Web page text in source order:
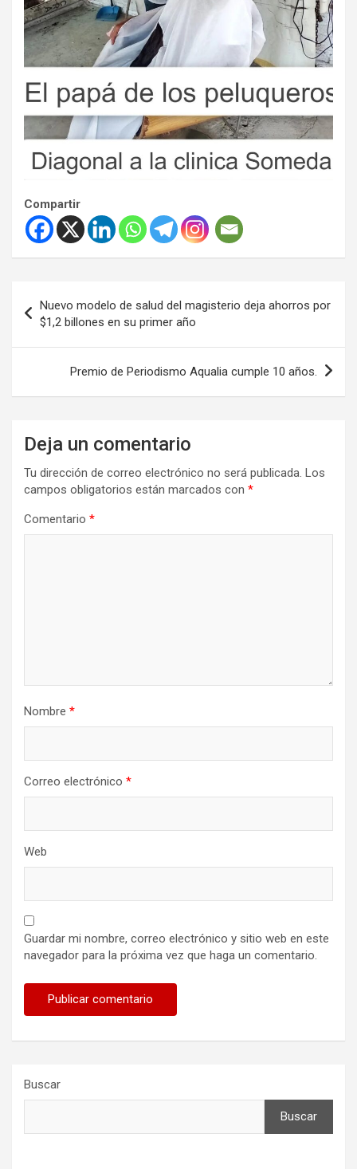
Compartir
de
entradas
Nuevo modelo de salud del magisterio deja ahorros por
$1,2 billones en su primer año
Premio de Periodismo Aqualia cumple 10 años.
Deja un comentario
Tu dirección de correo electrónico no será publicada. Los
campos obligatorios están marcados con *
Comentario *
Nombre *
Correo electrónico *
Web
Guardar mi nombre, correo electrónico y sitio web en este
navegador para la próxima vez que haga un comentario.
Buscar
Buscar